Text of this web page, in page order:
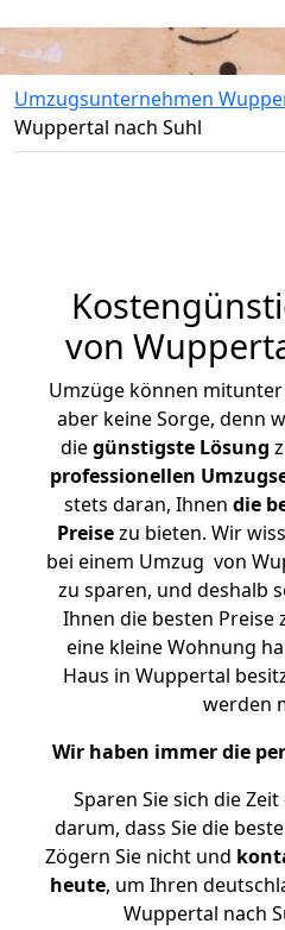
Umzugsunternehmen
Wuppertal nach Suhl
von
Umzüge können
aber keine Sorge, denn
diegünstigste Lösung
professionellen
stets daran, Ihnen die
Preisezu bieten. Wir
bei einem Umzug von
zu sparen, und deshalb
Ihnen die besten Preise
eine kleine Wohnung
Haus in Wuppertal
werden
Wir haben immer die
Sparen Sie sich die
darum, dass Sie die
Zögern Sie nicht und
heute, um Ihren
Wuppertal nach